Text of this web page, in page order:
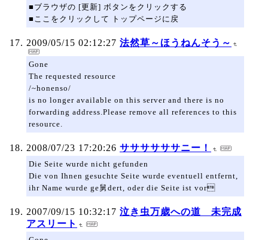
■ブラウザの [更新] ボタンをクリックする
■ここをクリックして トップページに戻
2009/05/15 02:12:27 法然草～ほうねんそう～
Gone
The requested resource
/~honenso/
is no longer available on this server and there is no
forwarding address.Please remove all references to this
resource.
2008/07/23 17:20:26 ササササササニー！
Die Seite wurde nicht gefunden
Die von Ihnen gesuchte Seite wurde eventuell entfernt,
ihr Name wurde ge舅dert, oder die Seite ist vor
2007/09/15 10:32:17 泣き虫万歳への道 未完成
アスリート